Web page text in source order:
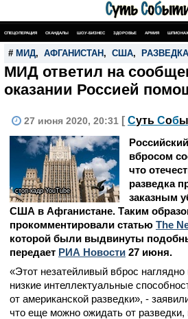
СПЕЦОПЕРАЦИЯ СКАНДАЛЫ ШОУ-БИЗНЕС ЗДОРОВЬЕ АРМИЯ
# МИД, АФГАНИСТАН , США, РАЗВЕДКА
МИД ответил на
оказании Россией
27 июня 2020, 20:31 [ Суть Соб
стоп-кадр YouTube
вбросом
что
разведка
заказным
США в Афганистане. Таким
прокомментировали статью The
которой были выдвинуты
передает РИА Новости 27 июня.
«Этот незатейливый вброс
низкие интеллектуальные
от американской разведки», -
что еще можно ожидать от разведки,